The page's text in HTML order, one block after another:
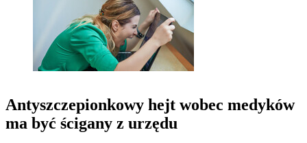
Antyszczepionkowy hejt wobec medyków
ma być ścigany z urzędu